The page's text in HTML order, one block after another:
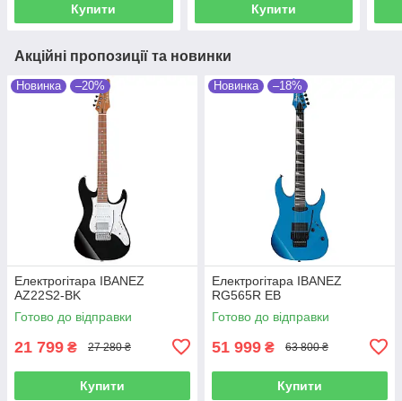
Купити Купити
Акційні пропозиції та новинки
Новинка –20%
Електрогітара IBANEZ
AZ22S2-BK
Готово до відправки
21 799 ₴ 27 280 ₴
Купити
Новинка –18%
Електрогітара IBANEZ
RG565R EB
Готово до відправки
51 999 ₴ 63 800 ₴
Купити